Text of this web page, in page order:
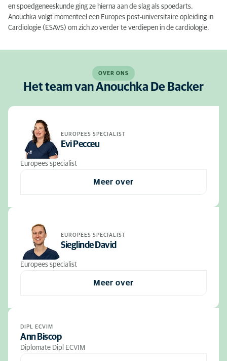
en spoedgeneeskunde ging ze hierna aan de slag als spoedarts.
Anouchka volgt momenteel een Europes post-universitaire opleiding in
Cardiologie (ESAVS) om zich zo verder te verdiepen in de cardiologie.
OVER ONS
Het team van Anouchka De Backer
EUROPEES SPECIALIST
Evi Pecceu
Europees specialist
Meer over
EUROPEES SPECIALIST
Sieglinde David
Europees specialist
Meer over
DIPL ECVIM
Ann Biscop
Diplomate Dipl ECVIM